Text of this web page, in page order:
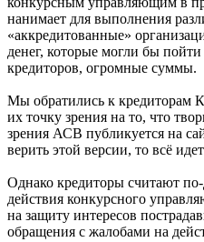
нанимает для выполнения
«аккредитованные»
денег, которые могли бы
кредиторов, огромные суммы.
Мы обратились к
их точку зрения на то, что
зрения АСВ публикуется на
верить этой версии, то всё
Однако кредиторы считают
действия конкурсного
на защиту интересов
обращения с жалобами на